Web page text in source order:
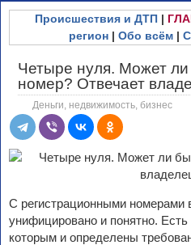
Происшествия и ДТП|
регион | Обо всём |
Четыре нуля. Может ли
номер? Отвечает
Деньги, недвижимость, бизнес
С регистрационными номерами
унифицировано и понятно.
которым и определены